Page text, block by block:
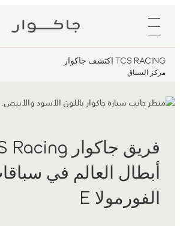
TCS RACING اكتشف جاكوار
مركز السباق
أبطال العالم في
الفورمولا E